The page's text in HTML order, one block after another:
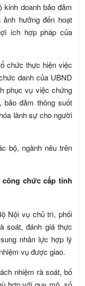
kinh doanh bảo đảm
hưởng đến hoạt
ích hợp pháp của
chức thực hiện việc
danh của UBND
phục vụ việc chứng
bảo đảm thông suốt
lãnh sự cho người
bộ, ngành nêu trên
chức cấp tỉnh
Nội vụ chủ trì, phối
soát, đánh giá thực
nhân lực hợp lý
vụ được giao.
nhiệm rà soát, bố